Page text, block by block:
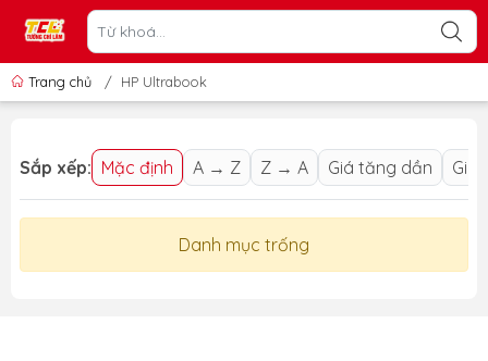
Trang chủ / HP Ultrabook
Sắp xếp: Mặc định A → Z Z → A Giá tăng dần Giá
Danh mục trống